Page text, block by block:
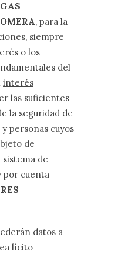
, para la
siempre
o los
del
interés
las suficientes
la seguridad de
personas cuyos
de
de
por cuenta
datos a
lícito